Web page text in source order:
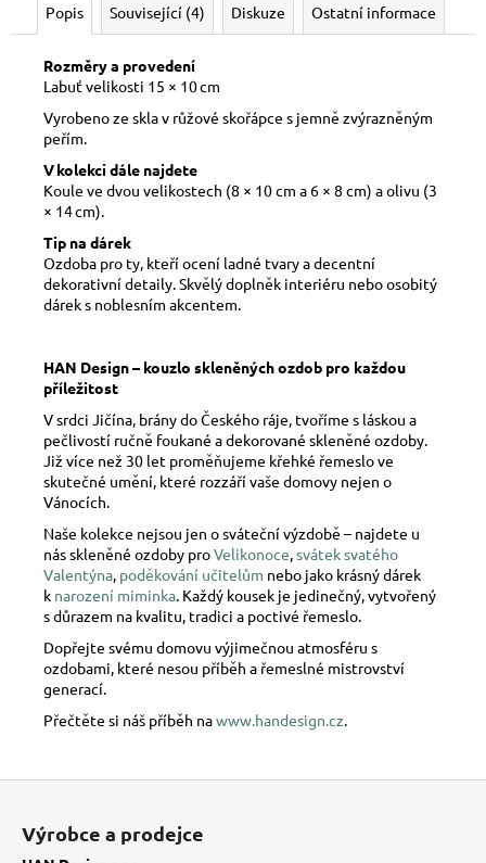
Popis Související (4) Diskuze Ostatní informace
Rozměry a provedení
Labuť velikosti 15 × 10 cm
Vyrobeno ze skla v růžové skořápce s jemně zvýrazněným
peřím.
V kolekci dále najdete
Koule ve dvou velikostech (8 × 10 cm a 6 × 8 cm) a olivu (3
× 14 cm).
Tip na dárek
Ozdoba pro ty, kteří ocení ladné tvary a decentní
dekorativní detaily. Skvělý doplněk interiéru nebo osobitý
dárek s noblesním akcentem.
HAN Design – kouzlo skleněných ozdob pro každou
příležitost
V srdci Jičína, brány do Českého ráje, tvoříme s láskou a
pečlivostí ručně foukané a dekorované skleněné ozdoby.
Již více než 30 let proměňujeme křehké řemeslo ve
skutečné umění, které rozzáří vaše domovy nejen o
Vánocích.
Naše kolekce nejsou jen o sváteční výzdobě – najdete u
nás skleněné ozdoby proVelikonoce,svátek svatého
Valentýna, poděkování učitelům nebo jako krásný dárek
k narození miminka. Každý kousek je jedinečný, vytvořený
s důrazem na kvalitu, tradici a poctivé řemeslo.
Dopřejte svému domovu výjimečnou atmosféru s
ozdobami, které nesou příběh a řemeslné mistrovství
generací.
Přečtěte si náš příběh nawww.handesign.cz.
Výrobce a prodejce